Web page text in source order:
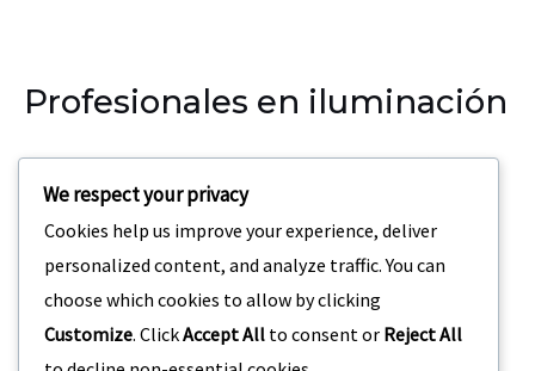
Profesionales en iluminación
Nuestra empresa se especializa en la iluminación para
eventos, teatros, discotecas.
Dirección:Carrera 69 C3 – 42 San Joaquin Medellin,
Colombia
We respect your privacy
Cookies help us improve your experience, deliver
personalized content, and analyze traffic. You can
choose which cookies to allow by clicking
Customize. ClickAccept All to consent or Reject All